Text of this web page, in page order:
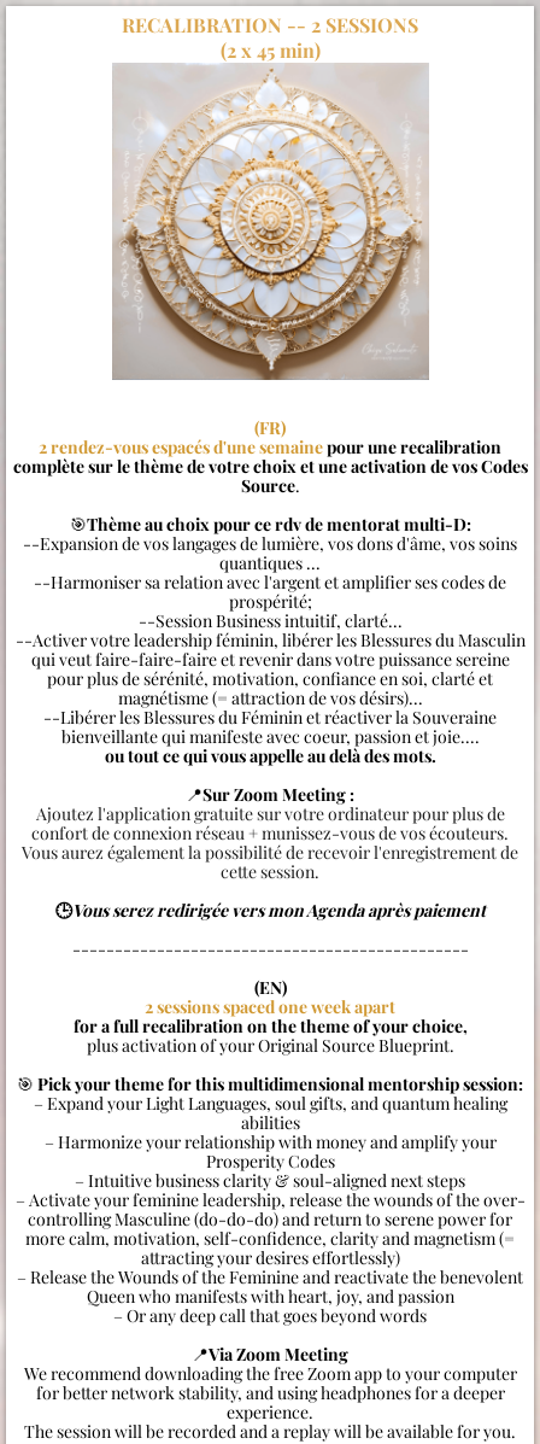
RECALIBRATION -- 2 SESSIONS
(2 x 45 min)
(FR)
2 rendez-vous espacés d'une semainepour une recalibration
complète sur le thème de votre choix et une activation de vos Codes
Source.
🎯Thème au choix pour ce rdv de mentorat multi-D:
--Expansion de vos langages de lumière, vos dons d'âme, vos soins
quantiques ...
--Harmoniser sa relation avec l'argent et amplifier ses codes de
prospérité;
--Session Business intuitif, clarté...
--Activer votre leadership féminin, libérer les Blessures du Masculin
qui veut faire-faire-faire et revenir dans votre puissance sereine
pour plus de sérénité, motivation, confiance en soi, clarté et
magnétisme (= attraction de vos désirs)...
--Libérer les Blessures du Féminin et réactiver la Souveraine
bienveillante qui manifeste avec coeur, passion et joie....
ou tout ce qui vous appelle au delà des mots.
📍Sur Zoom Meeting :
Ajoutez l'application gratuite sur votre ordinateur pour plus de
confort de connexion réseau + munissez-vous de vos écouteurs.
Vous aurez également la possibilité de recevoir l'enregistrement de
cette session.
🕒Vous serez redirigée vers mon Agenda après paiement
-----------------------------------------------
(EN)
2 sessions spaced one week apart
for a full recalibration on the theme of your choice,
plus activation of your Original Source Blueprint.
🎯 Pick your theme for this multidimensional mentorship session:
– Expand your Light Languages, soul gifts, and quantum healing
abilities
– Harmonize your relationship with money and amplify your
Prosperity Codes
– Intuitive business clarity & soul-aligned next steps
– Activate your feminine leadership, release the wounds of the over-
controlling Masculine (do-do-do) and return to serene power for
more calm, motivation, self-confidence, clarity and magnetism (=
attracting your desires effortlessly)
– Release the Wounds of the Feminine and reactivate the benevolent
Queen who manifests with heart, joy, and passion
– Or any deep call that goes beyond words
📍Via Zoom Meeting
We recommend downloading the free Zoom app to your computer
for better network stability, and using headphones for a deeper
experience.
The session will be recorded and a replay will be available for you.